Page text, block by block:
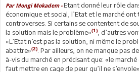
Par Mongi Mokadem -Etant donné leur rôle
économique et social, l’Etat et le marché
controverses. Si certains se contentent de
la solution mais le problème»(1)
, d’autres
«L’Etat n’est pas la solution, ni même le
abattre»(2) . Par ailleurs, on ne manque pas
à-vis du marché en précisant que: «le
faut mettre en cage de peur qu’il ne s’envole»